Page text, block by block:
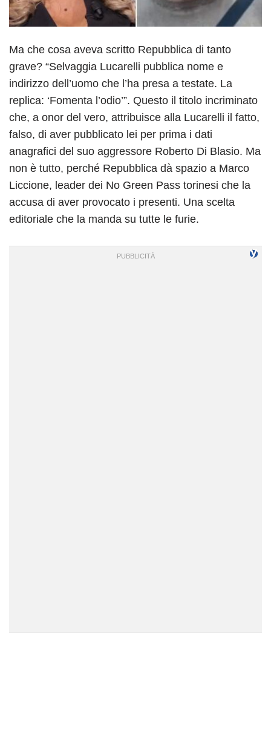
Ma che cosa aveva scritto Repubblica di tanto
grave? “Selvaggia Lucarelli pubblica nome e
indirizzo dell’uomo che l’ha presa a testate. La
replica: ‘Fomenta l’odio’”. Questo il titolo incriminato
che, a onor del vero, attribuisce alla Lucarelli il fatto,
falso, di aver pubblicato lei per prima i dati
anagrafici del suo aggressore Roberto Di Blasio. Ma
non è tutto, perché Repubblica dà spazio a Marco
Liccione, leader dei No Green Pass torinesi che la
accusa di aver provocato i presenti. Una scelta
editoriale che la manda su tutte le furie.